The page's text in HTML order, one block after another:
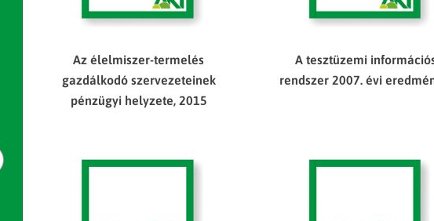
Az élelmiszer-termelés
gazdálkodó szervezeteinek
pénzügyi helyzete, 2015
A tesztüzemi
rendszer 2007. évi